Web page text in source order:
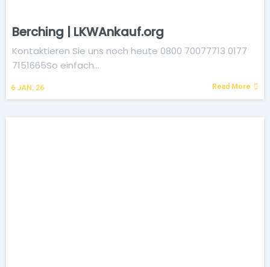
Berching | LKWAnkauf.org
6 JAN, 26
Kontaktieren Sie uns noch heute 0800 70077713 0177
7151665So einfach…
Read More